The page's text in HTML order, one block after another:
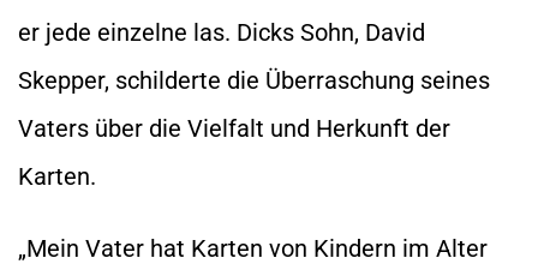
er jede einzelne las. Dicks Sohn, David
Skepper, schilderte die Überraschung seines
Vaters über die Vielfalt und Herkunft der
Karten.
„Mein Vater hat Karten von Kindern im Alter